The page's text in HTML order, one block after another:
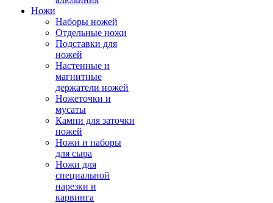
Ножи
Наборы ножей
Отдельные ножи
Подставки для
ножей
Настенные и
магнитные
держатели ножей
Ножеточки и
мусаты
Камни для заточки
ножей
Ножи и наборы
для сыра
Ножи для
специальной
нарезки и
карвинга